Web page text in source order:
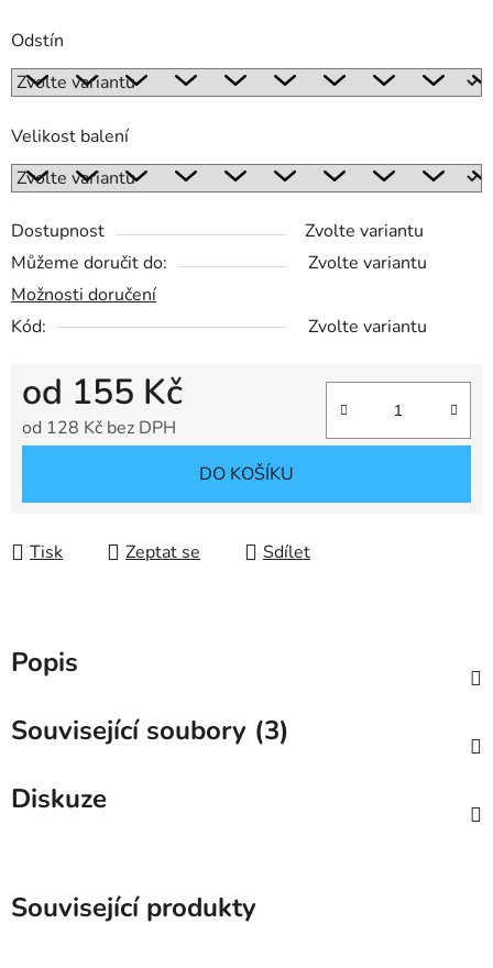
Odstín
Velikost balení
Dostupnost
Zvolte variantu
Můžeme doručit do:
Zvolte variantu
Možnosti doručení
Kód:
Zvolte variantu
od 155 Kč
od 128 Kč bez DPH
DO KOŠÍKU
Tisk Zeptat se Sdílet
Popis
Související soubory (3)
Diskuze
Související produkty